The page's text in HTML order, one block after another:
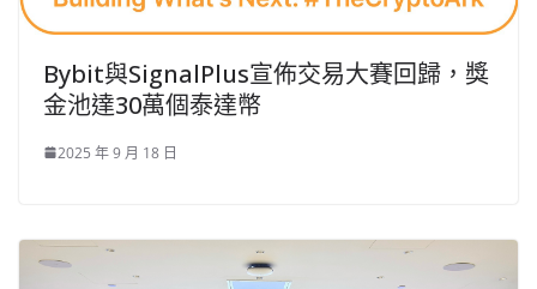
Bybit與SignalPlus宣佈交易大賽回歸，獎
金池達30萬個泰達幣
2025 年 9 月 18 日